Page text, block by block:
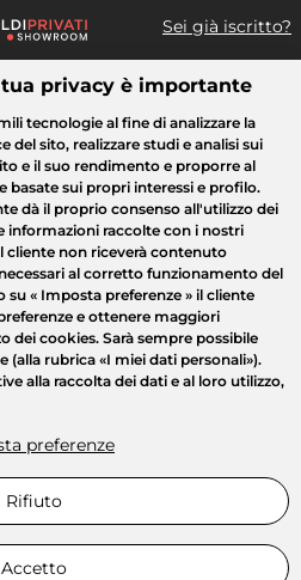
Sei già iscritto?
Bellezza Elettrodomestici
privacy è importante
tecnologie al fine di analizzare la
del sito, realizzare studi e analisi sui
e il suo rendimento e proporre al
basate sui propri interessi e profilo.
dà il proprio consenso all'utilizzo dei
informazioni raccolte con i nostri
cliente non riceverà contenuto
al corretto funzionamento del
su « Imposta preferenze » il cliente
e ottenere maggiori
dei cookies. Sarà sempre possibile
(alla rubrica «I miei dati personali»).
alla raccolta dei dati e al loro utilizzo,
preferenze
Rifiuto
Accetto